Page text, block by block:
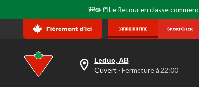
🎒✏️📒Le Retour en classe
votre
Leduc, AB
Ouvert ⋅ Fermeture à 22:00